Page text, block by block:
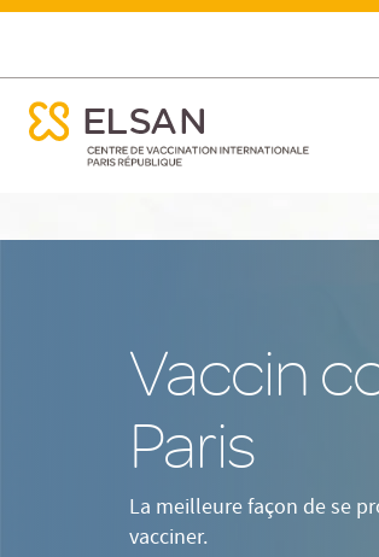
rdv vaccin poliomyelite
menu mobile
menu mobile
Vaccin
Paris
La meilleure façon de se
vacciner.